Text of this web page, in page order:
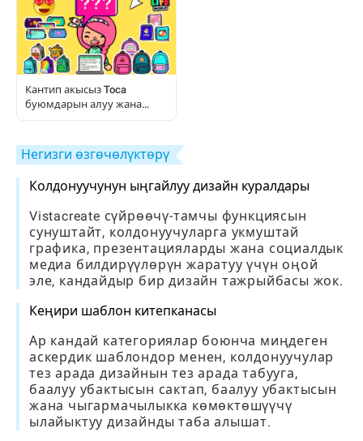
Кантип акысыз Toca
буюмдарын алуу жана
Негизги өзгөчөлүктөрү
Колдонуучунун ыңгайлуу дизайн куралдары
Vistacreate сүйрөөчү-тамчы функциясын
сунуштайт, колдонуучуларга укмуштай
графика, презентацияларды жана социалдык
медиа билдирүүлөрүн жаратуу үчүн оңой
эле, кандайдыр бир дизайн тажрыйбасы жок.
Кеңири шаблон китепканасы
Ар кандай категориялар боюнча миңдеген
аскердик шаблондор менен, колдонуучулар
тез арада дизайнын тез арада табууга,
баалуу убактысын сактап, баалуу убактысын
жана чыгармачылыкка көмөктөшүүчү
ылайыктуу дизайнды таба алышат.